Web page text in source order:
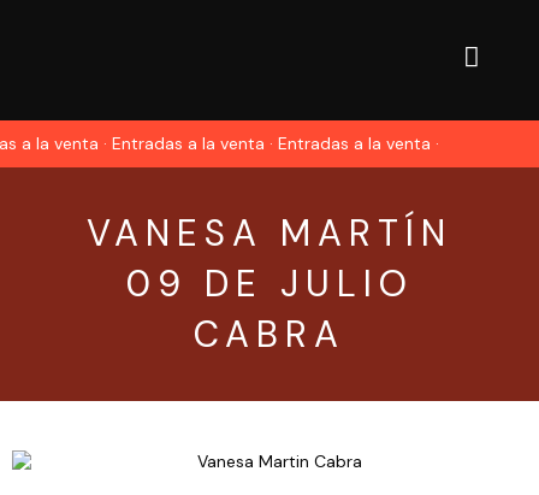
a la venta · Entradas a la venta · Entradas a la venta ·
VANESA MARTÍN
09 DE JULIO
CABRA